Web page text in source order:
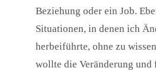
Beziehung oder ein Job.
Situationen, in denen ich
herbeiführte, ohne zu
wollte die Veränderung und